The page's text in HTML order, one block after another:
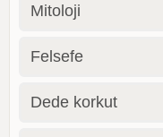
Mitoloji
Felsefe
Dede korkut